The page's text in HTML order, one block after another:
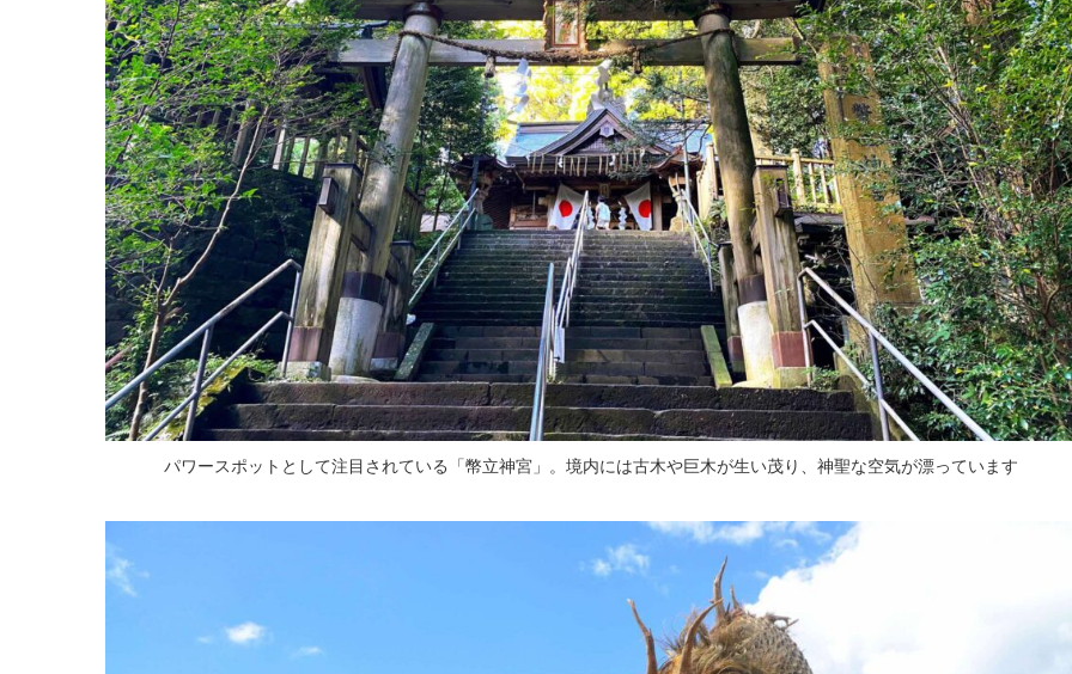
パワースポットとして注目されている「幣立神宮」。境内には古木や巨木が生い茂り、神聖な空気が漂っています